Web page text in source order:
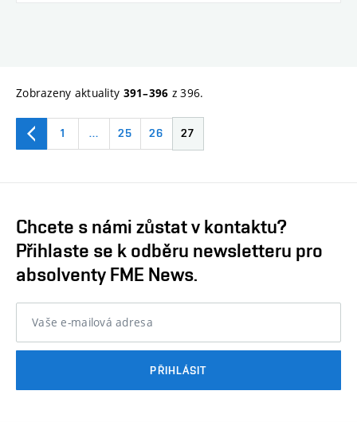
Zobrazeny aktuality 391–396 z 396.
1 … 25 26 27
Chcete s námi zůstat v kontaktu?
Přihlaste se k odběru newsletteru pro
absolventy FME News.
Vaše e-mailová adresa
PŘIHLÁSIT